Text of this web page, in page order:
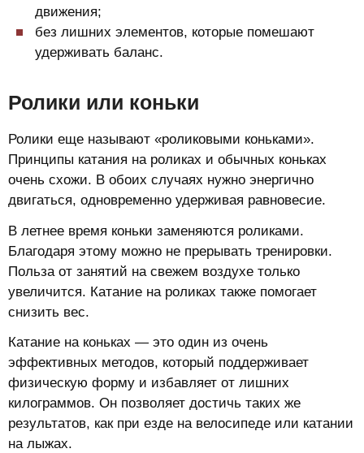
движения;
без лишних элементов, которые помешают
удерживать баланс.
Ролики или коньки
Ролики еще называют «роликовыми коньками».
Принципы катания на роликах и обычных коньках
очень схожи. В обоих случаях нужно энергично
двигаться, одновременно удерживая равновесие.
В летнее время коньки заменяются роликами.
Благодаря этому можно не прерывать тренировки.
Польза от занятий на свежем воздухе только
увеличится. Катание на роликах также помогает
снизить вес.
Катание на коньках — это один из очень
эффективных методов, который поддерживает
физическую форму и избавляет от лишних
килограммов. Он позволяет достичь таких же
результатов, как при езде на велосипеде или катании
на лыжах.